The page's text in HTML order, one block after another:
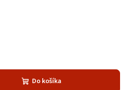
Do košíka